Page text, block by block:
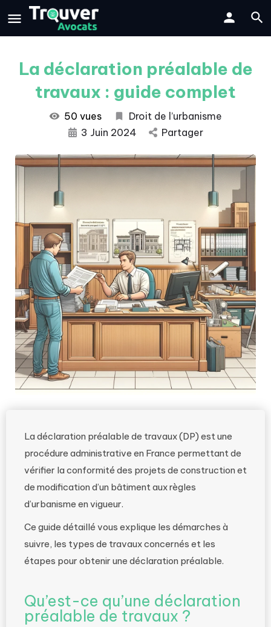
La déclaration préalable de
travaux : guide complet
50 vues
Droit de l’urbanisme
3 Juin 2024
Partager
La déclaration préalable de travaux (DP) est une
procédure administrative en France permettant de
vérifier la conformité des projets de construction et
de modification d’un bâtiment aux règles
d’urbanisme en vigueur.
Ce guide détaillé vous explique les démarches à
suivre, les types de travaux concernés et les
étapes pour obtenir une déclaration préalable.
Qu’est-ce qu’une déclaration
préalable de travaux ?